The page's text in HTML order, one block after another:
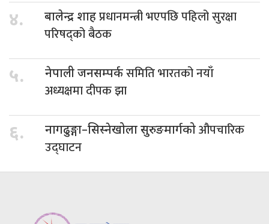
४. बालेन्द्र शाहप्रधानमन्त्री भएपछि पहिलो सुरक्षा
परिषद्को बैठक
५. नेपाली जनसम्पर्कसमिति भारतको नयाँ
अध्यक्षमा दीपक झा
६. नागढुङ्गा–सिस्नेखोला सुरुङमार्गकोऔपचारिक
उद्घाटन